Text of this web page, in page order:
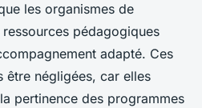
les organismes de
pédagogiques
adapté. Ces
être négligées, car elles
pertinence des programmes